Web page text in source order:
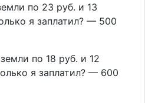
по 23 руб. и 13
я заплатил? — 500
по 18 руб. и 12
я заплатил? — 600